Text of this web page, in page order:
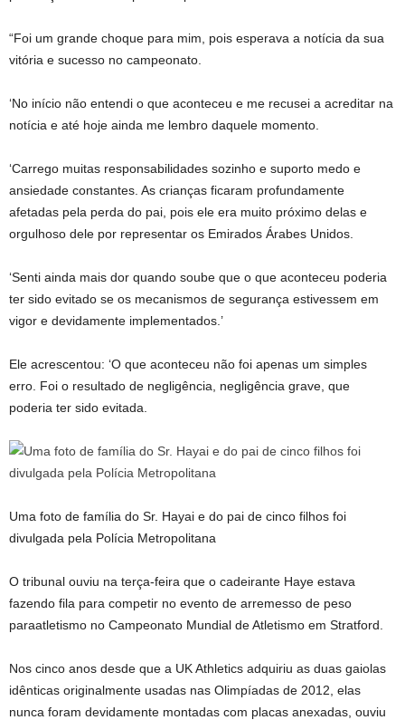
“Foi um grande choque para mim, pois esperava a notícia da sua
vitória e sucesso no campeonato.
‘No início não entendi o que aconteceu e me recusei a acreditar na
notícia e até hoje ainda me lembro daquele momento.
‘Carrego muitas responsabilidades sozinho e suporto medo e
ansiedade constantes. As crianças ficaram profundamente
afetadas pela perda do pai, pois ele era muito próximo delas e
orgulhoso dele por representar os Emirados Árabes Unidos.
‘Senti ainda mais dor quando soube que o que aconteceu poderia
ter sido evitado se os mecanismos de segurança estivessem em
vigor e devidamente implementados.’
Ele acrescentou: ‘O que aconteceu não foi apenas um simples
erro. Foi o resultado de negligência, negligência grave, que
poderia ter sido evitada.
Uma foto de família do Sr. Hayai e do pai de cinco filhos foi
divulgada pela Polícia Metropolitana
O tribunal ouviu na terça-feira que o cadeirante Haye estava
fazendo fila para competir no evento de arremesso de peso
paraatletismo no Campeonato Mundial de Atletismo em Stratford.
Nos cinco anos desde que a UK Athletics adquiriu as duas gaiolas
idênticas originalmente usadas nas Olimpíadas de 2012, elas
nunca foram devidamente montadas com placas anexadas, ouviu